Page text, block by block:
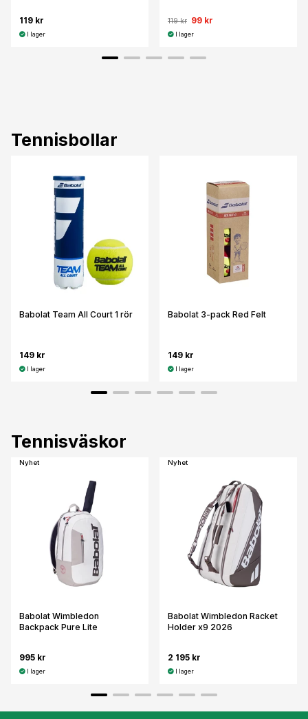
119 kr
I lager
119 kr 99 kr
I lager
Tennisbollar
Babolat Team All Court 1 rör
149 kr
I lager
Babolat 3-pack Red Felt
149 kr
I lager
Tennisväskor
Nyhet
Babolat Wimbledon
Backpack Pure Lite
995 kr
I lager
Nyhet
Babolat Wimbledon Racket
Holder x9 2026
2 195 kr
I lager